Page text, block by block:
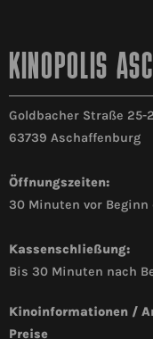
KINOPOLIS
Goldbacher Straße 25-
63739 Aschaffenburg
Öffnungszeiten:
30 Minuten vor
Kassenschließung:
Bis 30 Minuten nach
Kinoinformationen /
Preise